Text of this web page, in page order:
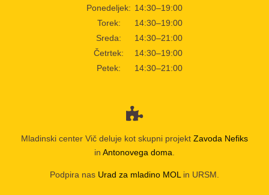
Ponedeljek: 14:30–19:00
Torek:
14:30–19:00
Sreda:
14:30–21:00
Četrtek:
14:30–19:00
Petek:
14:30–21:00
Mladinski center Vič deluje kot skupni projekt Zavoda Nefiks
in Antonovega doma
Podpira nas Urad za mladino MOL in URSM.